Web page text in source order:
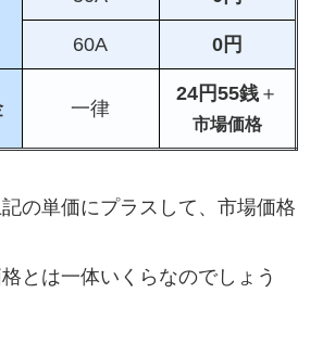
60A 0円
一律
24円55銭＋
市場価格
の単価にプラスして、市場価格
とは一体いくらなのでしょう